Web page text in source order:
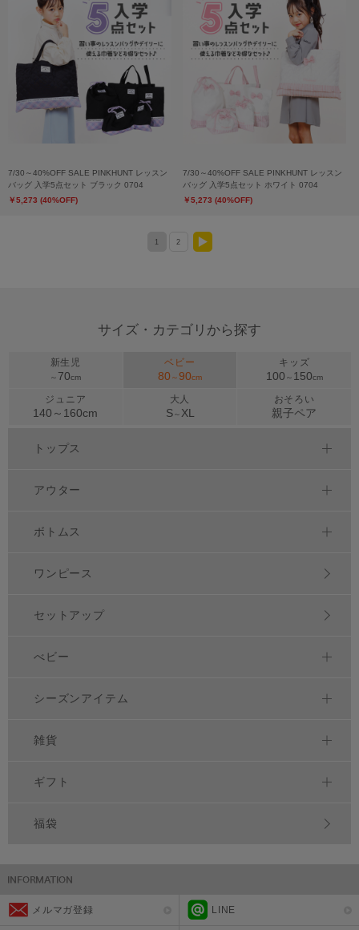
7/30～40%OFF SALE PINKHUNT レッスン
バッグ 入学5点セット ブラック 0704
￥5,273 (40%OFF)
7/30～40%OFF SALE PINKHUNT レッスン
バッグ 入学5点セット ホワイト 0704
￥5,273 (40%OFF)
1 2
サイズ・カテゴリから探す
新生児
～ 70cm
ベビー
80 ～90cm
キッズ
100 ～ 150cm
ジュニア
140～ 160cm
大人
S～ XL
おそろい
親子ペア
トップス
アウター
ボトムス
ワンピース
セットアップ
べビー
シーズンアイテム
雑貨
ギフト
福袋
メルマガ登録 LINE